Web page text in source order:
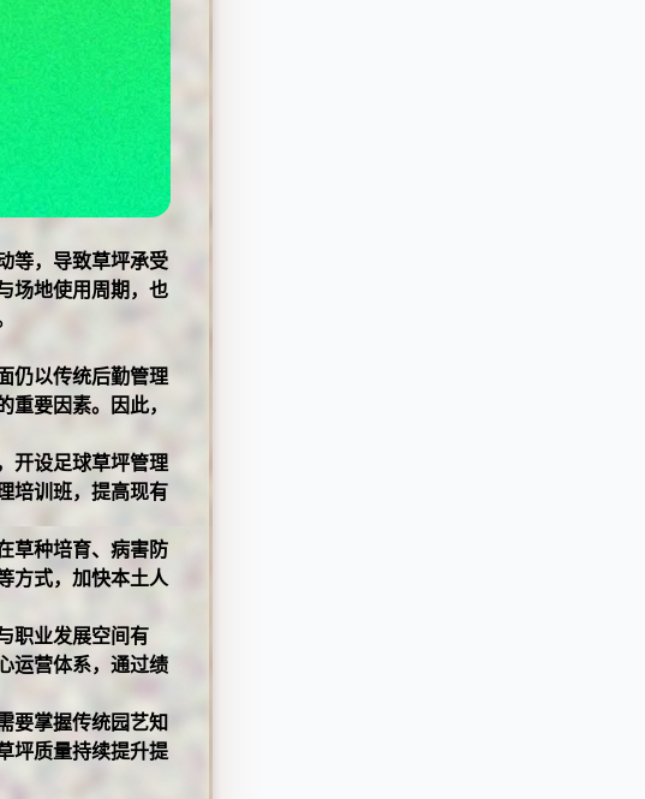
等，导致草坪承受
场地使用周期，也
仍以传统后勤管理
要因素。因此，
开设足球草坪管理
培训班，提高现有
草种培育、病害防
方式，加快本土人
职业发展空间有
运营体系，通过绩
要掌握传统园艺知
坪质量持续提升提